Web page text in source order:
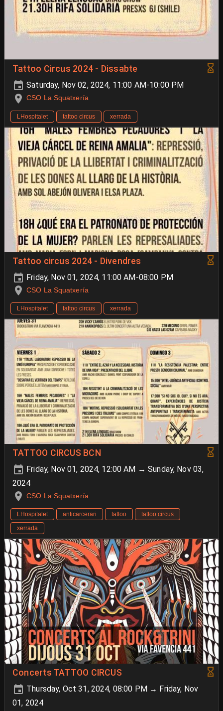
Tattoo Circus 2024 - Dissabte
Saturday, Nov 02, 2024, 11:00 AM-10:00 PM
CSO La Squatxería
LHospitalet tattoo circus xerrada
Tattoo circus 2024 - Divendres
Friday, Nov 01, 2024, 11:00 AM-08:00 PM
CSO La Squatxería
LHospitalet tattoo circus xerrada
TATTOO CIRCUS BCN
Friday, Nov 01, 2024, 12:00 AM → Sunday, Nov 03,
2024
CSO La Squatxería
LHospitalet anticarcerari tattoo
tattoo circus
xerrada
Concerts TATTOO CIRCUS
Thursday, Oct 31, 2024, 08:00 PM → Friday, Nov
01, 2024